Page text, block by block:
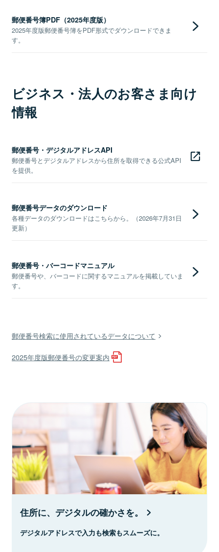
郵便番号簿PDF（2025年度版）
2025年度版郵便番号簿をPDF形式でダウンロードできま
す。
ビジネス・法人のお客さま向け
情報
郵便番号・デジタルアドレスAPI
郵便番号とデジタルアドレスから住所を取得できる公式API
を提供。
郵便番号データのダウンロード
各種データのダウンロードはこちらから。（2026年7月31日
更新）
郵便番号・バーコードマニュアル
郵便番号や、バーコードに関するマニュアルを掲載していま
す。
郵便番号検索に使用されているデータについて
2025年度版郵便番号の変更案内
住所に、デジタルの確かさを。
デジタルアドレスで入力も検索もスムーズに。